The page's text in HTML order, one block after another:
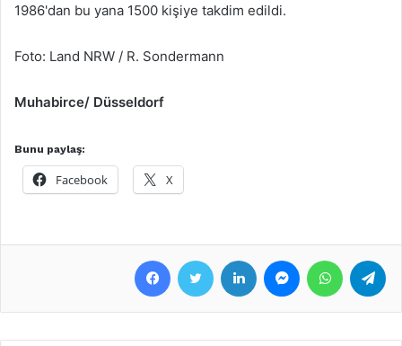
1986'dan bu yana 1500 kişiye takdim edildi.
Foto: Land NRW / R. Sondermann
Muhabirce/ Düsseldorf
Bunu paylaş:
Facebook X